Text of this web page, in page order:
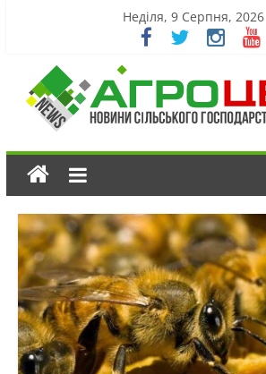
Неділя, 9 Серпня, 2026